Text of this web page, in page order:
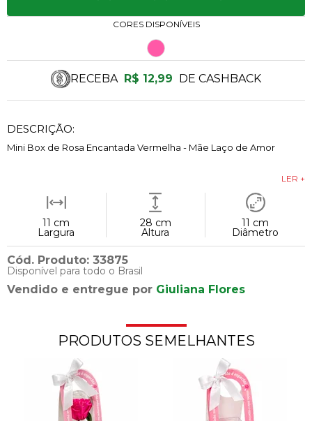
DESCRIÇÃO:
Mini Box de Rosa Encantada Vermelha - Mãe Laço de Amor
LER +
CORES DISPONÍVEIS
11 cm
Largura
28 cm
Altura
11 cm
Diâmetro
Cód. Produto: 33875
Disponível para todo o Brasil
Vendido e entregue por Giuliana Flores
RECEBA R$ 12,99 DE CASHBACK
PRODUTOS SEMELHANTES